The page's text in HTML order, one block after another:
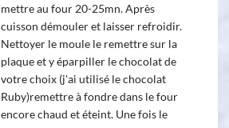
mettre au four 20-25mn. Après
cuisson démouler et laisser refroidir.
Nettoyer le moule le remettre sur la
plaque et y éparpiller le chocolat de
votre choix (j'ai utilisé le chocolat
Ruby)remettre à fondre dans le four
encore chaud et éteint. Une fois le